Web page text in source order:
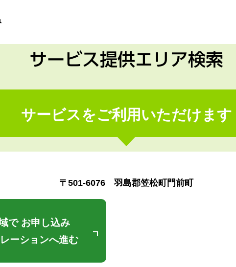
サービス提供エリア検索
サービスをご利用いただけます
〒501-6076 羽島郡笠松町門前町
で お申し込み
ーションへ進む